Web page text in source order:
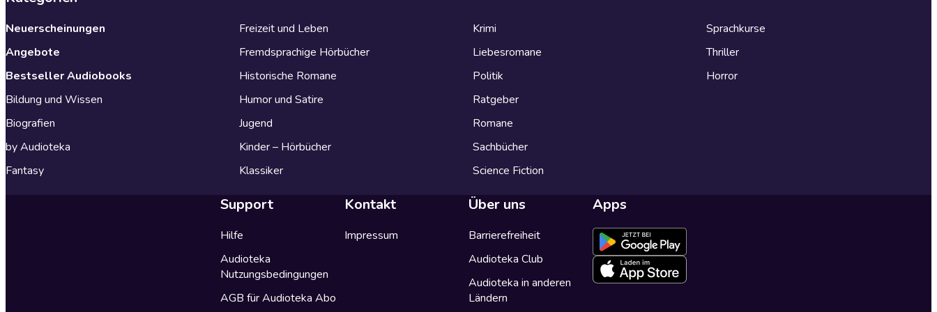
Neuerscheinungen
Angebote
Bestseller Audiobooks
Bildung und Wissen
Biografien
by Audioteka
Fantasy
Freizeit und Leben
Fremdsprachige Hörbücher
Historische Romane
Humor und Satire
Jugend
Kinder – Hörbücher
Klassiker
Krimi
Liebesromane
Politik
Ratgeber
Romane
Sachbücher
Science Fiction
Sprachkurse
Thriller
Horror
Support
Hilfe
Audioteka
Nutzungsbedingungen
AGB für Audioteka Abo
Kontakt
Impressum
Über uns
Barrierefreiheit
Audioteka Club
Audioteka in anderen
Ländern
Apps